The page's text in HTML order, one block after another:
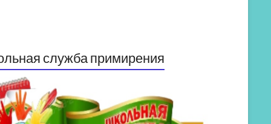
служба примирения